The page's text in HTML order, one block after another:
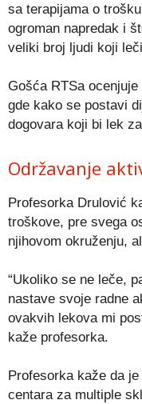
sa terapijama o
ogroman napredak i
veliki broj ljudi koji
Gošća RTSa
gde kako se postavi
dogovara koji bi lek
Održavanje
Profesorka Drulović
troškove, pre svega
njihovom okruženju,
“Ukoliko se ne leče,
nastave svoje radne
ovakvih lekova mi
kaže profesorka.
Profesorka kaže da
centara za multiple